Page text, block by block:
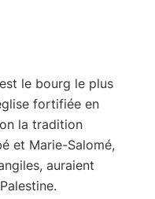
le bourg le plus
fortifiée en
la tradition
et Marie-Salomé,
auraient